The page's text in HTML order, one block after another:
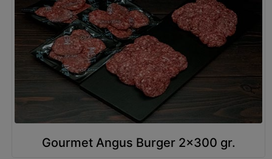
Gourmet Angus Burger 2x300 gr.